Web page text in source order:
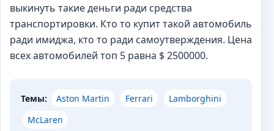
выкинуть такие деньги ради средства
транспортировки. Кто то купит такой автомобиль
ради имиджа, кто то ради самоутверждения. Цена
всех автомобилей топ 5 равна $ 2500000.
Темы: Aston Martin Ferrari
Lamborghini
McLaren